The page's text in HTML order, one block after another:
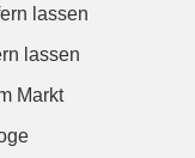
lassen
lassen
Markt